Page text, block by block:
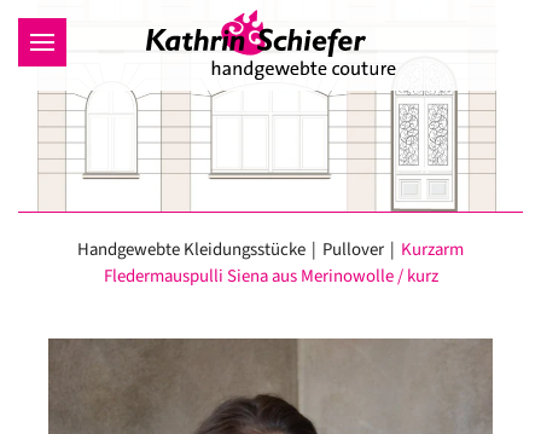
Zum Hauptinhalt springen
Handgewebte Kleidungsstücke Pullover
Kurzarm
Fledermauspulli Siena aus Merinowolle / kurz